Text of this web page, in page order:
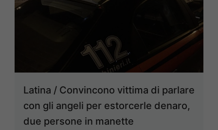
Latina / Convincono vittima di parlare
con gli angeli per estorcerle denaro,
due persone in manette